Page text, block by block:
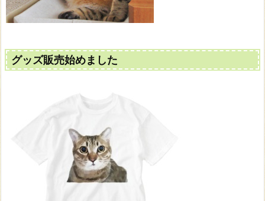
グッズ販売始めました